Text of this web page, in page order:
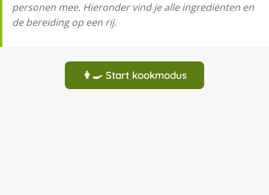
personen mee. Hieronder vind je alle ingrediënten en
de bereiding op een rij.
👩‍🍳 Start kookmodus